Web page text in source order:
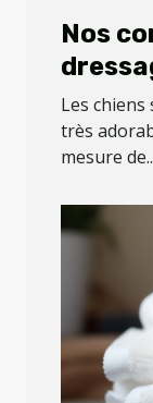
Nos
Les
très
mesure